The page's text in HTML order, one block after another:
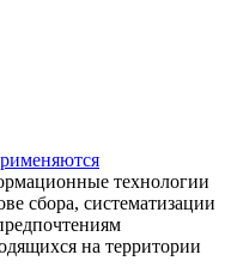
технологии
сбора, систематизации
на территории